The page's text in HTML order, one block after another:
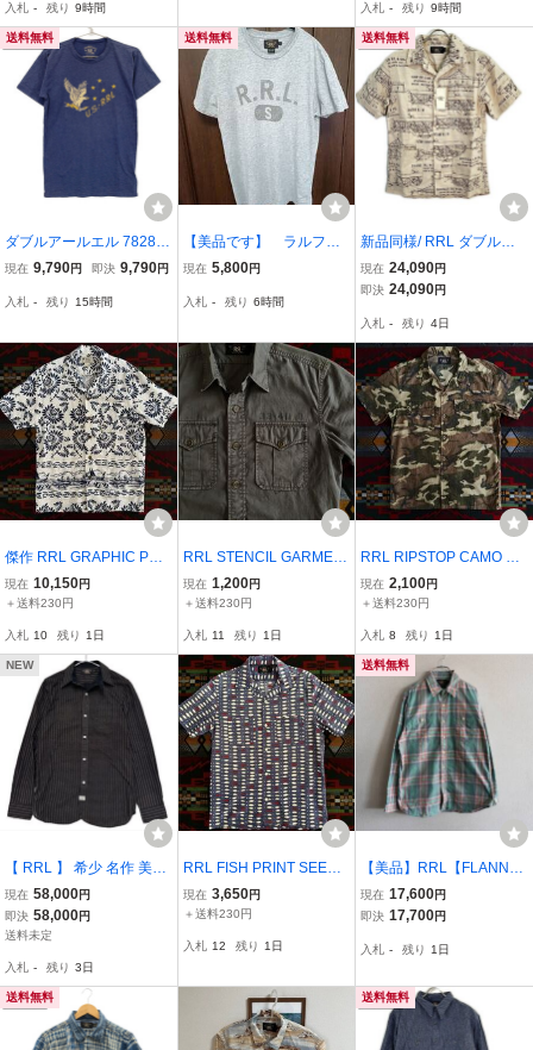
入札 - 残り 9時間
ーレン M
入札 - 残り 9時間
送料無料
ダブルアールエル 78285
7066001 ネイビー コット
ズ
現在 9,790円 即決 9,790円
入札 - 残り 15時間
送料無料
【美品です】 ラルフロ
ーレンRRL Tシャツ グ
現在 5,800円
入札 - 残り 6時間
送料無料
新品同様/ RRL ダブルア
ールエル MNRRWOV1N8
20058 リネン ブループリ
T SLEEVE SPORT SHIRT
XS メンズ
現在 24,090円
即決 24,090円
入札 - 残り 4日
傑作 RRL GRAPHIC PRI
NT LINEN CAMP SHIRTS
“M” リネン100 ココナッ
ビンテージ アロハシャツ
現在 10,150円
＋送料230円
入札 10 残り 1日
RRL STENCIL GARMEN
T DYED WORK SHIRTS
“VINTAGE OLIVE” Sサイ
テージ シャツ
現在 1,200円
＋送料230円
入札 11 残り 1日
RRL RIPSTOP CAMO CA
MP SHIRTS “Mサイズ” 染
み込みプリント (ラルフロ
現在 2,100円
＋送料230円
入札 8 残り 1日
NEW
【 RRL 】 希少 名作 美品
BLACK STRIPED WORK
SHIRT ブラック ストライ
プ ワーク シャツ チンス
長袖 Ralph
現在 58,000円
即決 58,000円
送料未定
入札 - 残り 3日
RRL FISH PRINT SEERS
UCKER CAMP SHIRTS
“S” RELAXED FIT (ラルフ
ンテージ
現在 3,650円
＋送料230円
入札 12 残り 1日
送料無料
【美品】RRL【FLANNEL
SHIRTS】M ネルシャツ
ダブルアールエル 26070
現在 17,600円
即決 17,700円
入札 - 残り 1日
送料無料 送料無料